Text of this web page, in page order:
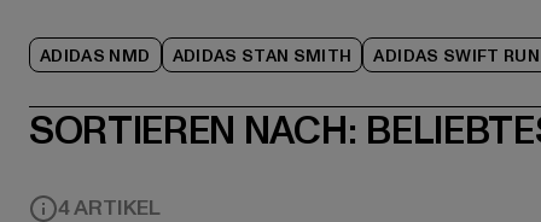
ADIDAS NMD ADIDAS STAN SMITH ADIDAS SWIFT RUN
SORTIEREN NACH:
4 ARTIKEL